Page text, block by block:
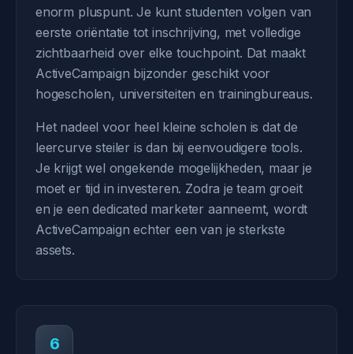
enorm pluspunt. Je kunt studenten volgen van
eerste oriëntatie tot inschrijving, met volledige
zichtbaarheid over elke touchpoint. Dat maakt
ActiveCampaign bijzonder geschikt voor
hogescholen, universiteiten en trainingbureaus.
Het nadeel voor heel kleine scholen is dat de
leercurve steiler is dan bij eenvoudigere tools.
Je krijgt wel ongekende mogelijkheden, maar je
moet er tijd in investeren. Zodra je team groeit
en je een dedicated marketer aanneemt, wordt
ActiveCampaign echter een van je sterkste
assets.
6